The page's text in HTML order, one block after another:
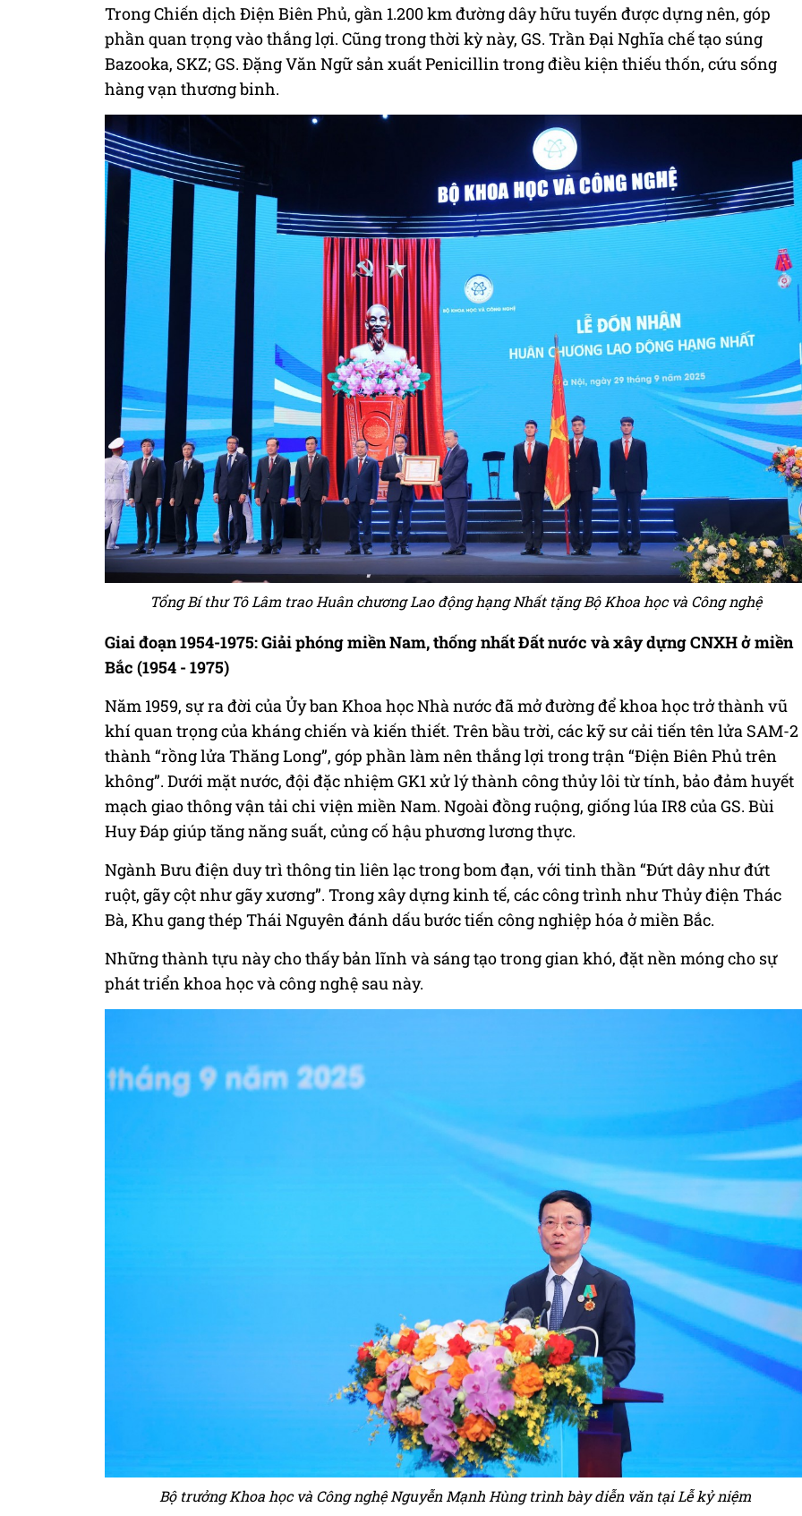
Trong Chiến dịch Điện Biên Phủ, gần 1.200 km đường dây hữu tuyến được dựng nên, góp
phần quan trọng vào thắng lợi. Cũng trong thời kỳ này, GS. Trần Đại Nghĩa chế tạo súng
Bazooka, SKZ; GS. Đặng Văn Ngữ sản xuất Penicillin trong điều kiện thiếu thốn, cứu sống
hàng vạn thương binh.
Tổng Bí thư Tô Lâm trao Huân chương Lao động hạng Nhất tặng Bộ Khoa học và Công nghệ
Giai đoạn 1954-1975: Giải phóng miền Nam, thống nhất Đất nước và xây dựng CNXH ở miền
Bắc (1954 - 1975)
Năm 1959, sự ra đời của Ủy ban Khoa học Nhà nước đã mở đường để khoa học trở thành vũ
khí quan trọng của kháng chiến và kiến thiết. Trên bầu trời, các kỹ sư cải tiến tên lửa SAM-2
thành “rồng lửa Thăng Long”, góp phần làm nên thắng lợi trong trận “Điện Biên Phủ trên
không”. Dưới mặt nước, đội đặc nhiệm GK1 xử lý thành công thủy lôi từ tính, bảo đảm huyết
mạch giao thông vận tải chi viện miền Nam. Ngoài đồng ruộng, giống lúa IR8 của GS. Bùi
Huy Đáp giúp tăng năng suất, củng cố hậu phương lương thực.
Ngành Bưu điện duy trì thông tin liên lạc trong bom đạn, với tinh thần “Đứt dây như đứt
ruột, gãy cột như gãy xương”. Trong xây dựng kinh tế, các công trình như Thủy điện Thác
Bà, Khu gang thép Thái Nguyên đánh dấu bước tiến công nghiệp hóa ở miền Bắc.
Những thành tựu này cho thấy bản lĩnh và sáng tạo trong gian khó, đặt nền móng cho sự
phát triển khoa học và công nghệ sau này.
Bộ trưởng Khoa học và Công nghệ Nguyễn Mạnh Hùng trình bày diễn văn tại Lễ kỷ niệm